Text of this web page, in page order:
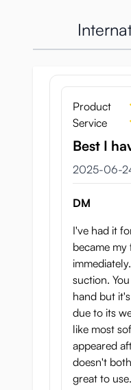
som en
lösvagina (1 kg).
med två händer,
använda med
Puni Virgin
blygdläppar och
hennes vackra
beskriva, du
förstå!
Fisting?
Innan du
du naturligtvis
Puni Virgin
enkelt. Jag
sedan tre, fyra
flexibel. Skulle
undrade jag och
Product
Service
Best I
24 juni
2025-06-
DM
I've had it
became
suction.
hand but
due to its
like most
appeared
doesn't
great to